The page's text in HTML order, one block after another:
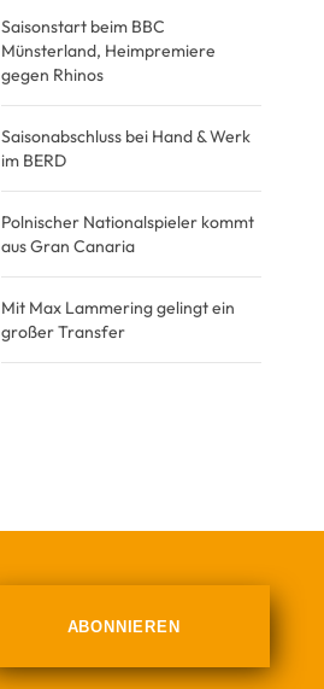
Saisonstart beim BBC
Münsterland, Heimpremiere
gegen Rhinos
Saisonabschluss bei Hand & Werk
im BERD
Polnischer Nationalspieler kommt
aus Gran Canaria
Mit Max Lammering gelingt ein
großer Transfer